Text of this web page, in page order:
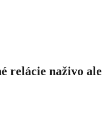
relácie naživo ale